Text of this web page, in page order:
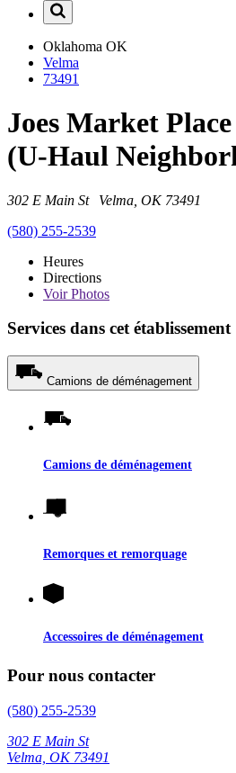
Oklahoma OK
Velma
73491
Joes Market Place
(U-Haul
302 E Main St Velma, OK 73491
(580) 255-2539
Heures
Directions
VoirPhotos
Services dans cet établissement
Camions de déménagement
Camions de déménagement
Remorques et remorquage
Accessoires de déménagement
Pour nous contacter
(580) 255-2539
302 E Main St
Velma, OK 73491